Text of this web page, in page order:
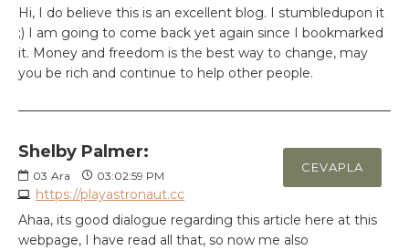
Hi, I do believe this is an excellent blog. I stumbledupon it
;) I am going to come back yet again since I bookmarked
it. Money and freedom is the best way to change, may
you be rich and continue to help other people.
Shelby Palmer:
03 Ara 03:02:59 PM
https://playastronaut.cc
CEVAPLA
Ahaa, its good dialogue regarding this article here at this
webpage, I have read all that, so now me also